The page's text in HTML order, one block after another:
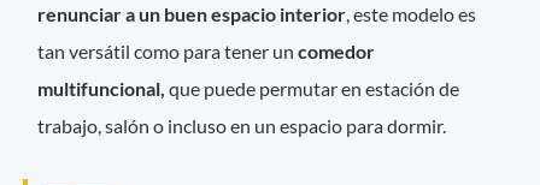
renunciar a un buen espacio interior , este modelo es
tan versátil como para tener uncomedor
multifuncional,que puede permutar en estación de
trabajo, salón o incluso en un espacio para dormir.